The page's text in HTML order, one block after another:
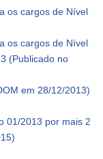
os cargos de Nível
os cargos de Nível
(Publicado no
em 28/12/2013)
01/2013 por mais 2